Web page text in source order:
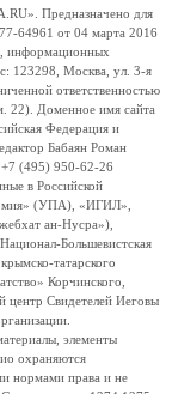
Предназначено для
64961 от 04 марта 2016
информационных
123298, Москва, ул. 3-я
ответственностью
22). Доменное имя сайта
Федерация и
Бабаян Роман
(495) 950-62-26
в Российской
(УПА), «ИГИЛ»,
ан-Нусра»),
Большевистская
татарского
Корчинского,
центр Свидетелей Иеговы
элементы
охраняются
нормами права и не